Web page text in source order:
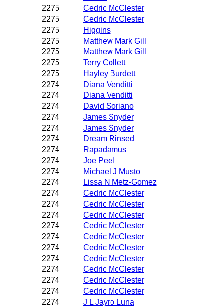
2275
Cedric McClester
2275
Cedric McClester
2275
Higgins
2275
Matthew Mark Gill
2275
Matthew Mark Gill
2275
Terry Collett
2275
Hayley Burdett
2274
Diana Venditti
2274
Diana Venditti
2274
David Soriano
2274
James Snyder
2274
James Snyder
2274
Dream Rinsed
2274
Rapadamus
2274
Joe Peel
2274
Michael J Musto
2274
Lissa N Metz-Gomez
2274
Cedric McClester
2274
Cedric McClester
2274
Cedric McClester
2274
Cedric McClester
2274
Cedric McClester
2274
Cedric McClester
2274
Cedric McClester
2274
Cedric McClester
2274
Cedric McClester
2274
Cedric McClester
2274
J L Jayro Luna